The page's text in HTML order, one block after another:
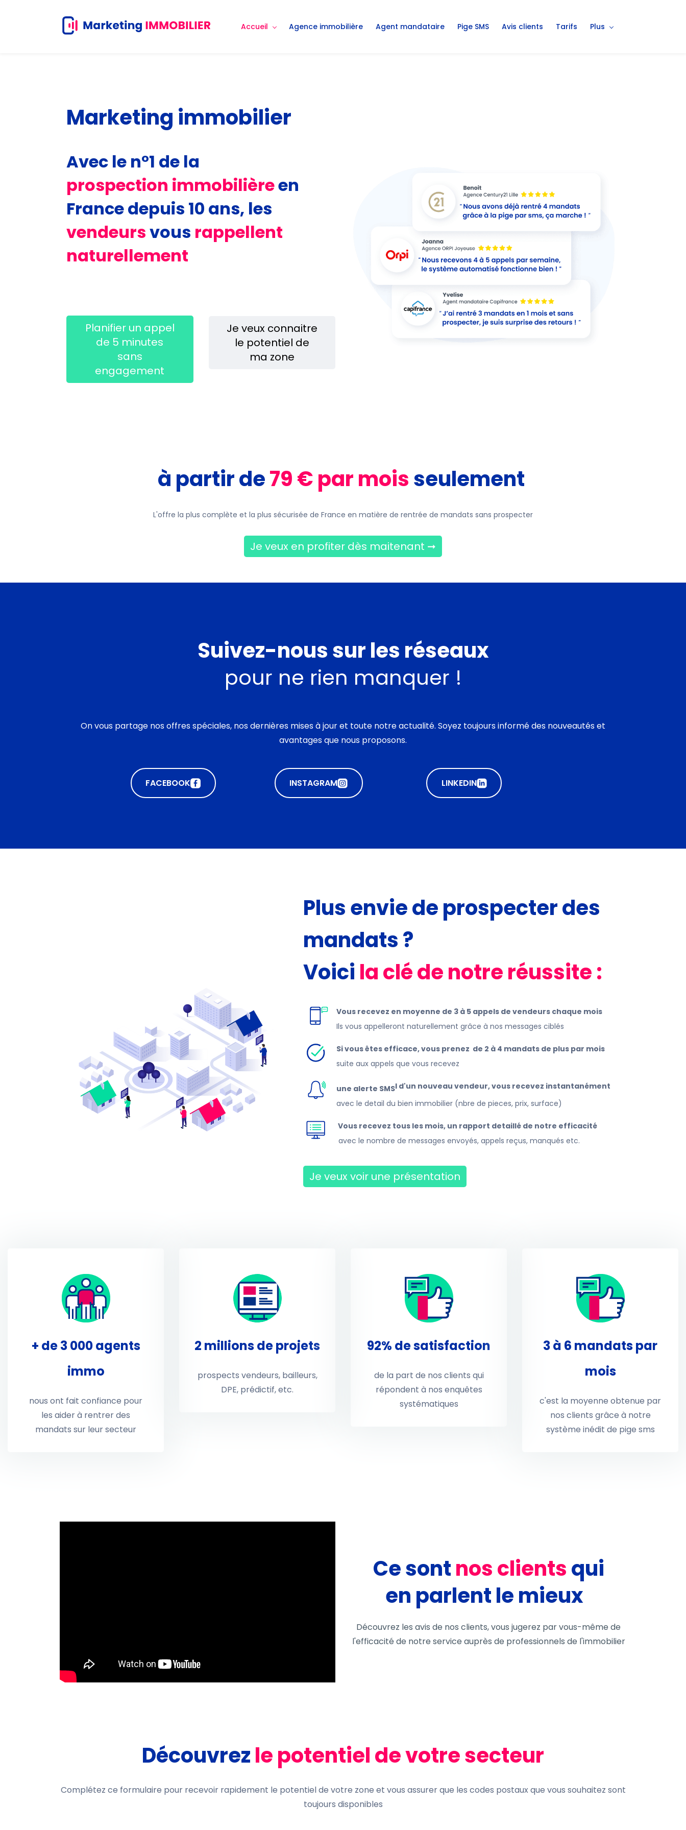
Accueil Agence immobilière Agent mandataire Pige SMS Avis clients Tarifs Plus
Marketing immobilier
Avec le n°1 de la
prospection immobilièreen
France depuis 10 ans, les
vendeursvous rappellent
naturellement
Planifier un appel
de 5 minutes
sans
engagement
Je veux connaitre
le potentiel de
ma zone
à partir de79 € par moisseulement
L'offre la plus complète et la plus sécurisée de France en matière de rentrée de mandats sans prospecter
Je veux en profiter dès maitenant ➞
Suivez-nous sur les réseaux
​pour ne rien manquer !
On vous partage nos offres spéciales, nos dernières mises à jour et toute notre actualité. Soyez toujours informé des nouveautés et
avantages que nous proposons.
FACEBOOK INSTAGRAM LINKEDIN
Plus envie de prospecter des
mandats ?
​Voici la clé de notre réussite :
Vous recevez en moyenne de 3 à 5 appels de vendeurs chaque mois
Ils vous appelleront naturellement grâce à nos messages ciblés
Si vous êtes efficace, vous prenez de 2 à 4 mandats de plus par mois
suite aux appels que vous recevez
A chaque appel d'un nouveau vendeur, vous recevez instantanément
une alerte SMS
avec le detail du bien immobilier (nbre de pieces, prix, surface)
​Vous recevez tous les mois, un rapport detaillé de notre efficacité
avec le nombre de messages envoyés, appels reçus, manqués etc.
Je veux voir une présentation
+ de 3 000 agents
immo
nous ont fait confiance pour
les aider à rentrer des
mandats sur leur secteur
2 millions de projets
prospects vendeurs, bailleurs,
DPE, prédictif, etc.
92% de satisfaction
de la part de nos clients qui
répondent à nos enquêtes
systématiques
3 à 6 mandats par
mois
c'est la moyenne obtenue par
nos clients grâce à notre
système inédit de pige sms
Ce sontnos clientsqui
en parlent le mieux
Découvrez les avis de nos clients, vous jugerez par vous-même de
l'efficacité de notre service auprès de professionnels de l'immobilier
Découvrezle potentielde votre secteur
Complétez ce formulaire pour recevoir rapidement le potentiel de votre zone et vous assurer que les codes postaux que vous souhaitez sont
toujours disponibles